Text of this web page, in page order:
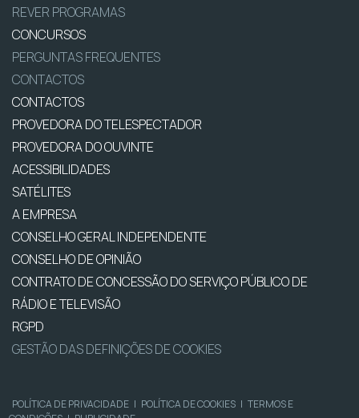
REVER PROGRAMAS
CONCURSOS
PERGUNTAS FREQUENTES
CONTACTOS
CONTACTOS
PROVEDORA DO TELESPECTADOR
PROVEDORA DO OUVINTE
ACESSIBILIDADES
SATÉLITES
A EMPRESA
CONSELHO GERAL INDEPENDENTE
CONSELHO DE OPINIÃO
CONTRATO DE CONCESSÃO DO SERVIÇO PÚBLICO DE
RÁDIO E TELEVISÃO
RGPD
GESTÃO DAS DEFINIÇÕES DE COOKIES
POLÍTICA DE PRIVACIDADE | POLÍTICA DE COOKIES | TERMOS E